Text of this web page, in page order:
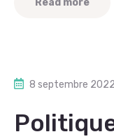
Read more
8 septembre 2022